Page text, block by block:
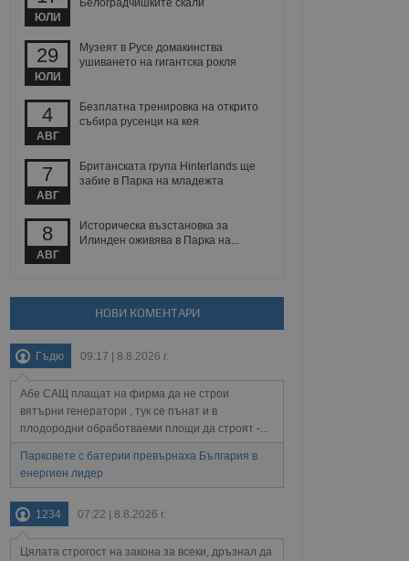
ЮЛИ
Белоградчишките скали
29
ЮЛИ
Музеят в Русе домакинства
ушиването на гигантска рокля
4
АВГ
Безплатна тренировка на открито
събира русенци на кея
7
АВГ
Британската група Hinterlands ще
забие в Парка на младежта
8
АВГ
Историческа възстановка за
Илинден оживява в Парка на...
НОВИ КОМЕНТАРИ
Гъдю 09:17 | 8.8.2026 г.
Абе САЩ плащат на фирма да не строи
вятърни генератори , тук се пънат и в
плодородни обработваеми площи да строят -...
Парковете с батерии превърнаха България в
енергиен лидер
1234 07:22 | 8.8.2026 г.
Цялата строгост на закона за всеки, дръзнал да
за да се правят
уебсайт.
на
на бисквитките,
и
и предоставя
използва
потребител може
на сайта. Тя
с
на сайта.
взаимодействия
и потребителския
събиране на данни
за
се
на тестване.
данни,
на посещенията,
били заредени.
опит.
на прегледи на
тя може
новата или
на сайта. Тя
която е
в целия
на социалните
Описание